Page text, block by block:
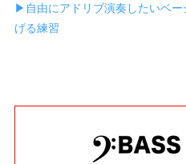
▶自由にアドリブ演奏したいベ
げる練習